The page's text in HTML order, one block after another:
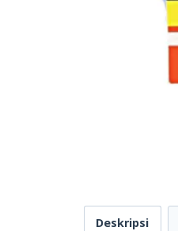
Deskripsi